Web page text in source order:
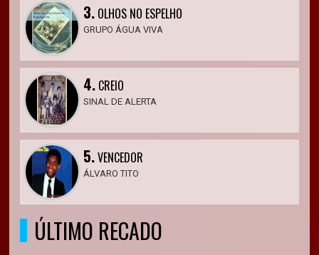
3. OLHOS NO ESPELHO
GRUPO ÁGUA VIVA
4. CREIO
SINAL DE ALERTA
5.VENCEDOR
ÁLVARO TITO
ÚLTIMO RECADO